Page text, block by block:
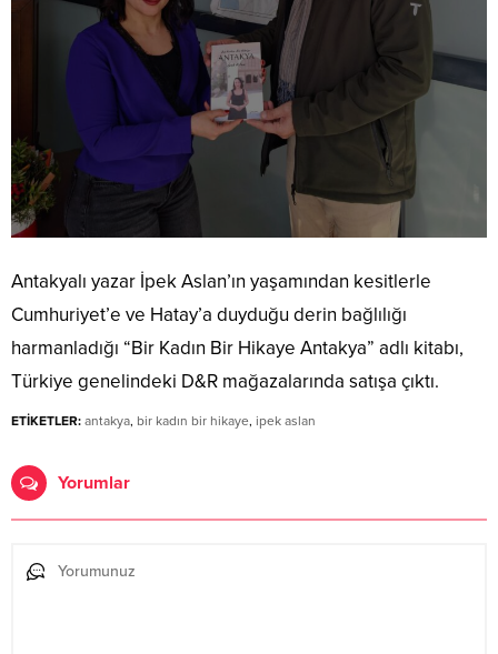
Antakyalı yazar İpek Aslan’ın yaşamından kesitlerle
Cumhuriyet’e ve Hatay’a duyduğu derin bağlılığı
harmanladığı “Bir Kadın Bir Hikaye Antakya” adlı kitabı,
Türkiye genelindeki D&R mağazalarında satışa çıktı.
ETİKETLER: antakya, bir kadın bir hikaye, ipek aslan
Yorumlar